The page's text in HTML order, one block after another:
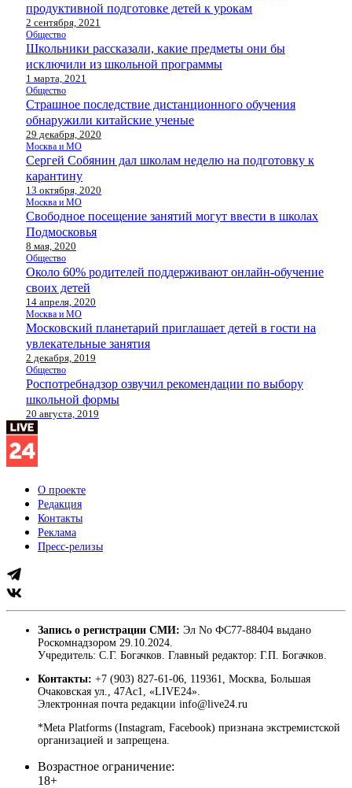
продуктивной подготовке детей к урокам
2 сентября, 2021
Общество
Школьники рассказали, какие предметы они бы
исключили из школьной программы
1 марта, 2021
Общество
Страшное последствие дистанционного обучения
обнаружили китайские ученые
29 декабря, 2020
Москва и МО
Сергей Собянин дал школам неделю на подготовку к
карантину
13 октября, 2020
Москва и МО
Свободное посещение занятий могут ввести в школах
Подмосковья
8 мая, 2020
Общество
Около 60% родителей поддерживают онлайн-обучение
своих детей
14 апреля, 2020
Москва и МО
Московский планетарий приглашает детей в гости на
увлекательные занятия
2 декабря, 2019
Общество
Роспотребнадзор озвучил рекомендации по выбору
школьной формы
20 августа, 2019
О проекте
Редакция
Контакты
Реклама
Пресс-релизы
Запись о регистрации СМИ: Эл No ФС77-88404 выдано
Роскомнадзором 29.10.2024.
Учредитель: С.Г. Богачков. Главный редактор: Г.П. Богачков.
Контакты: +7 (903) 827-61-06, 119361, Москва, Большая
Очаковская ул., 47Ас1, «LIVE24».
Электронная почта редакции info@live24.ru
*Meta Platforms (Instagram, Facebook) признана экстремистской
организацией и запрещена.
Возрастное ограничение:
18+